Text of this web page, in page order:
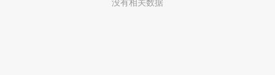
没有相关数据